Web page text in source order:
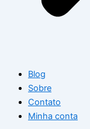
Blog
Sobre
Contato
Minha conta